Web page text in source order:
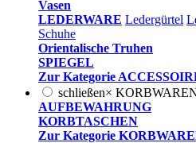
Vasen
LEDERWARE Ledergürtel
Schuhe
Orientalische Truhen
SPIEGEL
Zur Kategorie
schließen×
AUFBEWAHRUNG
KORBTASCHEN
Zur Kategorie